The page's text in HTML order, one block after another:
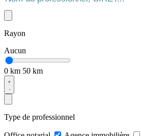
Rayon
Aucun
0 km 50 km
Type de professionnel